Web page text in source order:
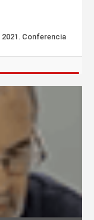
Conferencia